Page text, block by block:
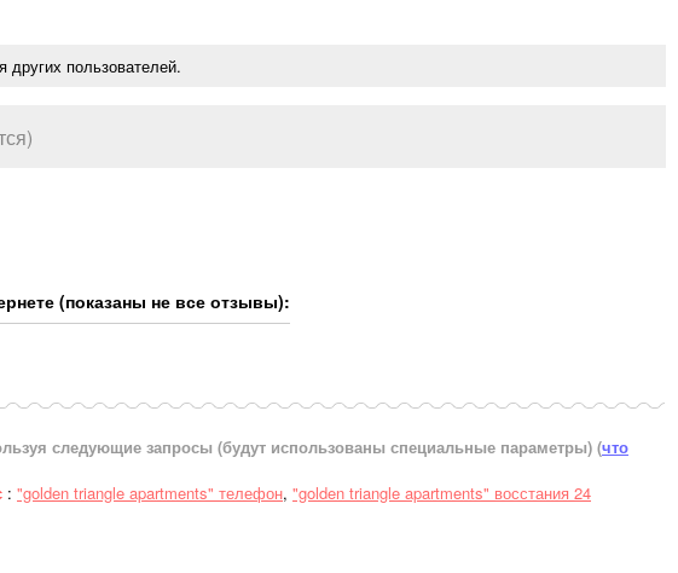
пользователей.
(показаны не все отзывы):
следующие запросы (будут использованы специальные параметры) (что
: "golden triangle apartments" телефон, "golden triangle apartments" восстания 24